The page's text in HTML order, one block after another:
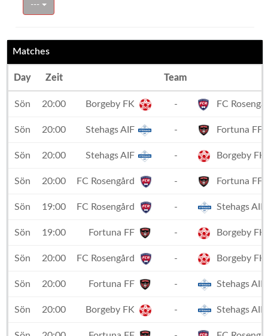
---
Matches
Day Zeit Team
Sön 20:00 Borgeby FK - FC
Sön 20:00 Stehags AIF - Fortuna FF
Sön 20:00 Stehags AIF - Borgeby FK
Sön 20:00 FC Rosengård - Fortuna FF
Sön 19:00 FC Rosengård - Stehags AIF
Sön 19:00 Fortuna FF - Borgeby FK
Sön 20:00 FC Rosengård - Borgeby FK
Sön 20:00 Fortuna FF - Stehags AIF
Sön 20:00 Borgeby FK - Stehags AIF